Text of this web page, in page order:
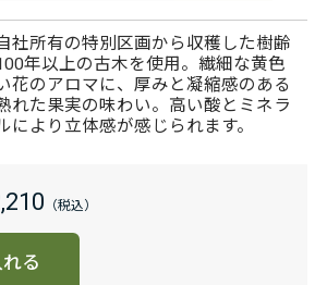
社所有の特別区画から収穫した樹齢
年以上の古木を使用。繊細な黄色
花のアロマに、厚みと凝縮感のある
れた果実の味わい。高い酸とミネラ
により立体感が感じられます。
る